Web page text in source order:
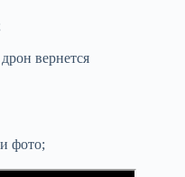
вернется
фото;